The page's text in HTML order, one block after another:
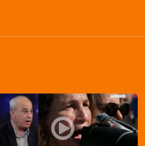
حقوق الطفل البرلمانية
سيساهم في التقليل من هذه الحالات الشاذة؟